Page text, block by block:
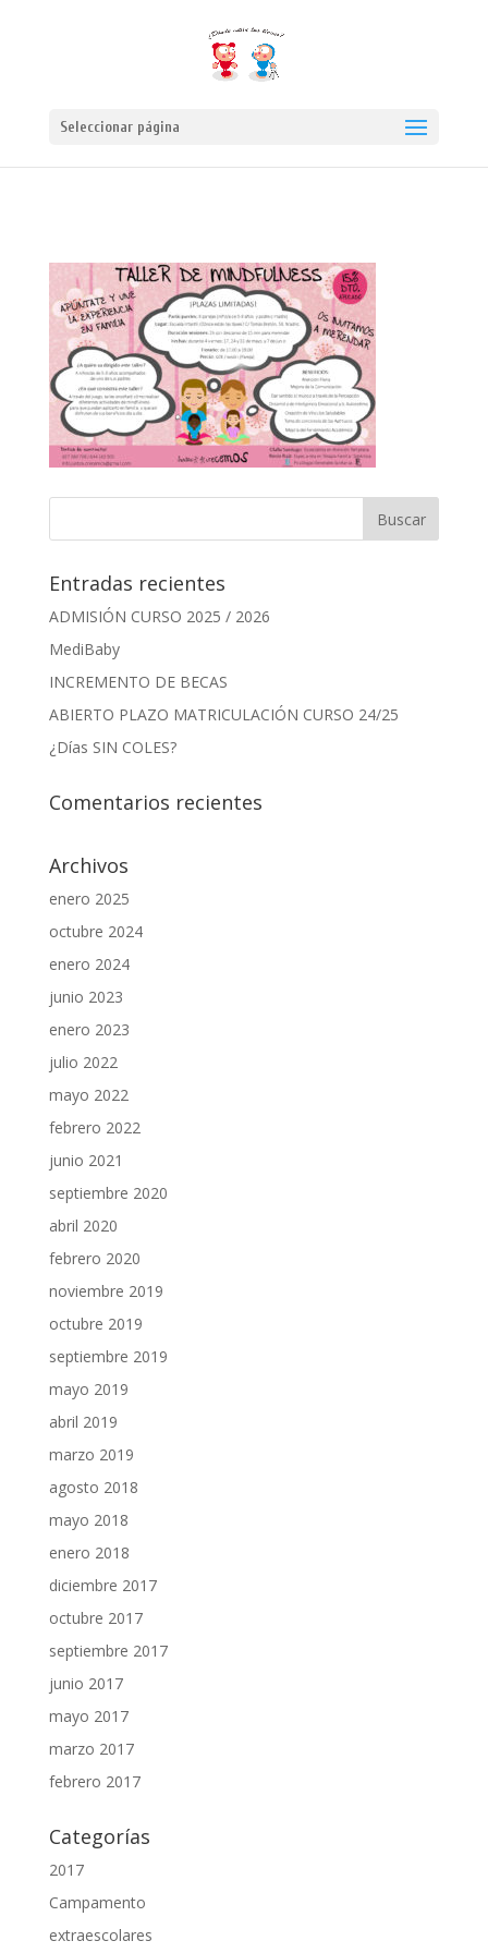
Seleccionar página
Entradas recientes
ADMISIÓN CURSO 2025 / 2026
MediBaby
INCREMENTO DE BECAS
ABIERTO PLAZO MATRICULACIÓN CURSO 24/25
¿Días SIN COLES?
Comentarios recientes
Archivos
enero 2025
octubre 2024
enero 2024
junio 2023
enero 2023
julio 2022
mayo 2022
febrero 2022
junio 2021
septiembre 2020
abril 2020
febrero 2020
noviembre 2019
octubre 2019
septiembre 2019
mayo 2019
abril 2019
marzo 2019
agosto 2018
mayo 2018
enero 2018
diciembre 2017
octubre 2017
septiembre 2017
junio 2017
mayo 2017
marzo 2017
febrero 2017
Categorías
2017
Campamento
extraescolares